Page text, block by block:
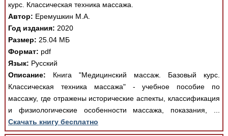
курс. Классическая техника массажа.
Автор: Еремушкин М.А.
Год издания: 2020
Размер: 25.04 МБ
Формат: pdf
Язык: Русский
Описание: Книга "Медицинский массаж. Базовый курс.
Классическая техника массажа" - учебное пособие по
массажу, где отражены исторические аспекты, классификация
и физиологические особенности массажа, показания, ...
Скачать книгу бесплатно